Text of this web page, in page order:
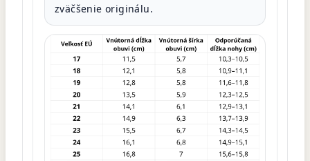
zväčšenie originálu.